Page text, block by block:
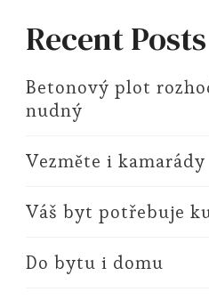
Recent Posts
Betonový plot
nudný
Vezměte i kamarády
Váš byt potřebuje
Do bytu i domu